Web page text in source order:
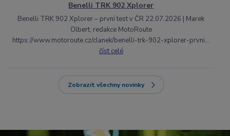
Benelli TRK 902 Xplorer
Benelli TRK 902 Xplorer – první test v ČR 22.07.2026 | Marek
Olbert, redakce MotoRoute
https://www.motoroute.cz/clanek/benelli-trk-902-xplorer-prvni...
číst celé
Zobrazit všechny novinky